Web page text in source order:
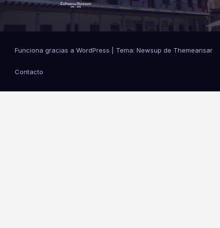
Funciona gracias a WordPress Tema: Newsup de Themeansar
Contacto